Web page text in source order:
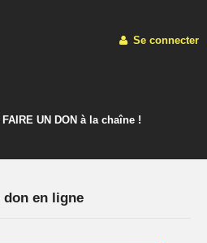
Se connecter
FAIRE UN DON à la chaîne !
don en ligne